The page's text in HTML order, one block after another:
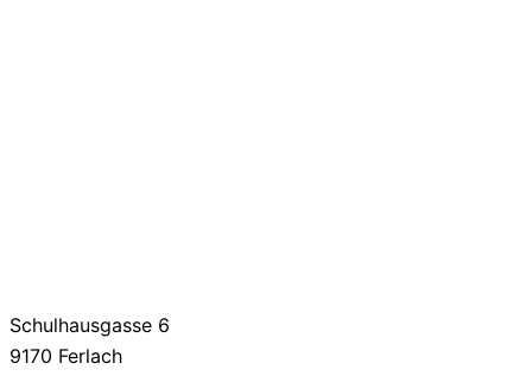
Schulhausgasse 6
9170 Ferlach